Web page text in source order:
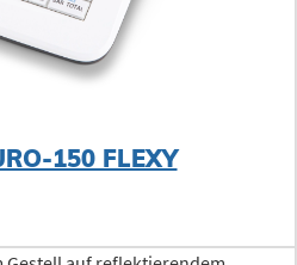
150 FLEXY